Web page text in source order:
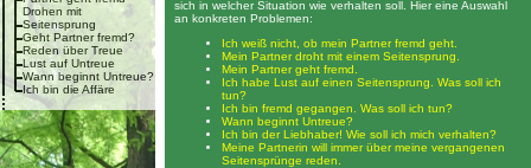
Drohen mit
Seitensprung
Geht Partner fremd?
Reden über Treue
Lust auf Untreue
Wann beginnt Untreue?
Ich bin die Affäre
sich in welcher Situation wie verhalten soll. Hier eine Auswahl
an konkreten Problemen:
Ich weiß nicht, ob mein Partner fremd geht.
Mein Partner droht mit einem Seitensprung.
Mein Partner geht fremd.
Ich habe Lust auf einen Seitensprung. Was soll ich
tun?
Ich bin fremd gegangen. Was soll ich tun?
Wann beginnt Untreue?
Ich bin der Liebhaber! Wie soll ich mich verhalten?
Meine Partnerin will immer über meine vergangenen
Seitensprünge reden.